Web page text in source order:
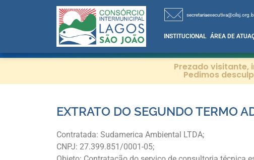
INSTITUCIONAL ÁREA DE
Prezado visitante,
Pedimos
EXTRATO DO SEGUNDO TERMO
Contratada: Sudamerica Ambiental LTDA;
CNPJ: 27.399.851/0001-05;